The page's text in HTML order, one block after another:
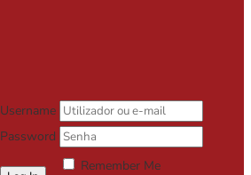
Username
Password
Remember Me